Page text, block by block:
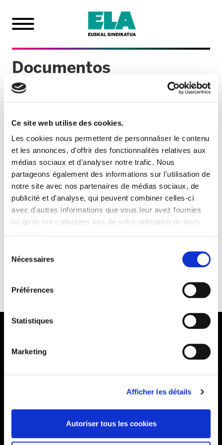
Ce site web utilise des cookies.
Les cookies nous permettent de personnaliser le contenu
et les annonces, d'offrir des fonctionnalités relatives aux
médias sociaux et d'analyser notre trafic. Nous
partageons également des informations sur l'utilisation de
notre site avec nos partenaires de médias sociaux, de
publicité et d'analyse, qui peuvent combiner celles-ci
avec d'autres informations que vous leur avez fournies
ou qu'ils ont collectées lors de votre utilisation de leurs
Nécessaires
Préférences
Statistiques
Marketing
Afficher les détails
Autoriser tous les cookies
Documentos
Ondorengo dokumentuak dituzue eskuragarri
(PDF formatuan):
Ponentzia gaztelaniaz
Zuzenketak aurkezteko orria
Batzorde Eragilearen proposamena
Ebazpenak
KONTSULTAK
944 03 77 00
EGOITZAK